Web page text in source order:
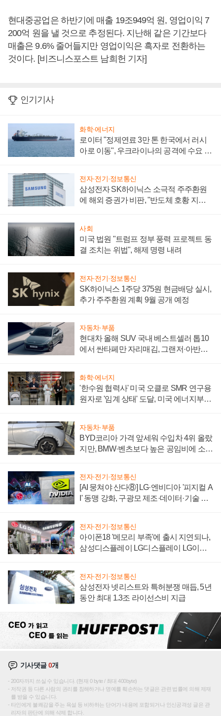
현대중공업은 하반기에 매출 19조949억 원, 영업이익 7
200억 원을 낼 것으로 추정된다. 지난해 같은 기간보다
매출은 9.6% 줄어들지만 영업이익은 흑자로 전환하는
것이다. [비즈니스포스트 남희헌 기자]
인기기사
화학·에너지
로이터 "정제연료 3만 톤 한국에서 러시
아로 이동", 우크라이나의 공격에 수요 늘
전자·전기·정보통신
삼성전자 SK하이닉스 소극적 주주환원
에 해외 증권가 비판, "반도체 호황 지속
사회
미국 법원 "트럼프 정부 풍력 프로젝트 동
결 조치는 위법", 해제 명령 내려
전자·전기·정보통신
SK하이닉스 1주당 375원 현금배당 실시,
추가 주주환원 계획 9월 공개 예정
자동차·부품
현대차 올해 SUV 국내 베스트셀러 톱10
에서 싼타페만 자리매김, 그랜저·아반떼
화학·에너지
'한수원 협력사' 미국 오클로 SMR 연구용
원자로 '임계 상태' 도달, 미국 에너지부
자동차·부품
BYD코리아 가격 앞세워 수입차 4위 올랐
지만, BMW·벤츠보다 높은 공임비에 소비
전자·전기·정보통신
[AI 뭉쳐야 산다⑧] LG·엔비디아 '피지컬 A
I' 동맹 강화, 구광모 제조·데이터·기술 결
전자·전기·정보통신
아이폰18 '메모리 부족'에 출시 지연되나,
삼성디스플레이 LG디스플레이 LG이노
전자·전기·정보통신
삼성전자 넷리스트와 특허분쟁 매듭, 5년
동안 최대 1.3조 라이선스비 지급
기사댓글0개
200자까지 쓰실 수 있습니다. (현재 0 byte / 최대 400byte)
저작권 등 다른 사람의 권리를 침해하거나 명예를 훼손하는 댓글은 관련 법률에 의해 제재
를 받을 수 있습니다.
타인에게 불쾌감을 주는 욕설 등 비하하는 단어가 내용에 포함되거나 인신공격성 글은 관
리자의 판단에 의해 삭제 합니다.